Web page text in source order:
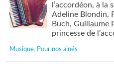
l’accordéon, à la
Adeline Blondin,
Buch, Guillaume
princesse de
Musique, Pour nos ainés